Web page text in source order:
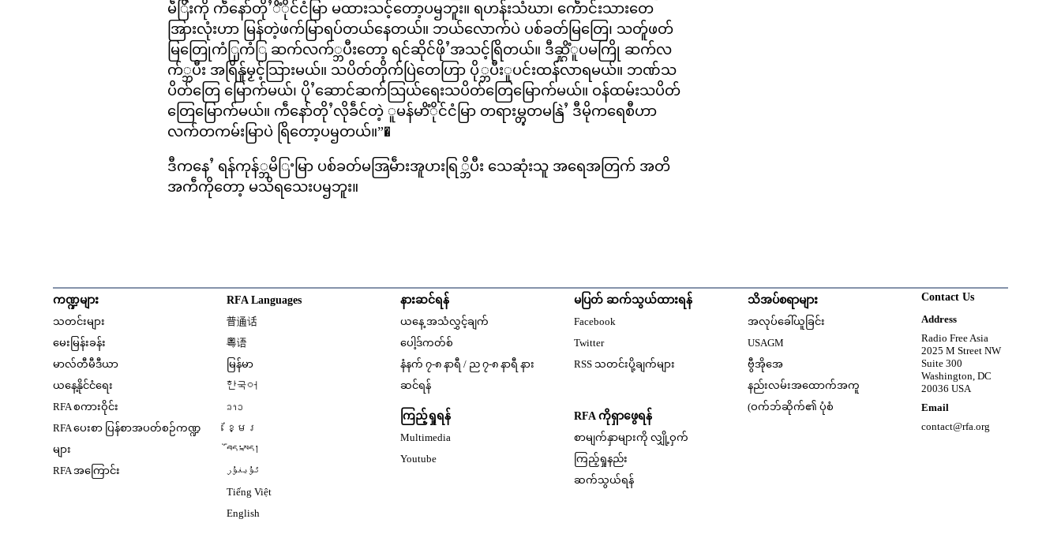
မဵြိးကို ကဵနော်တိုႛိံိုင်ငံမြာ မထားသင့်တော့ပၝဘူး။ ရဟန်းသံဃာ၊ ကေဵာင်းသားတေ
အြားလုံးဟာ မြန်တဲ့ဖက်မြာရပ်တယ်နေတယ်။ ဘယ်လောက်ပဲ ပစ်ခတ်မြတြေ၊ သတ်ူဖတ်
မြတြေုကံြုကံြ ဆက်လက်္ဘပီးတော့ ရင်ဆိုင်ဖိုႛအသင့်ရြိတယ်။ ဒီဆ္ဋိံူပမကြို ဆက်လ
က်္ဘပီး အရြိန်ူမၟင့်သြားမယ်။ သပိတ်တိုက်ပြဲတေဟြာ ပို္ဘပီးူပင်းထန်လာရမယ်။ ဘဏ်သ
ပိတ်တြေ မြောက်မယ်၊ ပိုႛဆောင်ဆက်သြယ်ရေးသပိတ်တြေမြောက်မယ်။ ဝန်ထမ်းသပိတ်
တြေမြောက်မယ်။ ကဵနော်တိုႛလိုခဵင်တဲ့ ူမန်မာိံိုင်ငံမြာ တရားမ္တွတမနြဲႛ ဒီမိုကရေစီဟာ
လက်တကမ်းမြာပဲ ရြိတော့ပၝတယ်။”�
ဒီကနေႛ ရန်ကုန်္ဘမိြႚမြာ ပစ်ခတ်မအြမဵားအူပားရြ္ဘိပီး သေဆုံးသူ အရေအတြက် အတိ
အကဵကိုတော့ မသိရသေးပၝဘူး။
ကဏ္ဍများ
သတင်းများ
မေးမြန်းခန်း
မာလ်တီမီဒီယာ
ယနေ့နိုင်ငံရေး
RFA စကားဝိုင်း
RFA ပေးစာ ပြန်စာအပတ်စဉ်ကဏ္ဍ
များ
RFA အကြောင်း
RFA Languages
普通话
粤语
မြန်မာ
한국어
ລາວ
ខ្មែរ
བོད་སྐད།
ئۇيغۇر
Tiếng Việt
English
နားဆင်ရန်
ယနေ့ အသံလွှင့်ချက်
ပေါ့ဒ်ကတ်စ်
နံနက် ၇-၈ နာရီ / ည ၇-၈ နာရီ နား
ဆင်ရန်
ကြည့်ရှုရန်
Multimedia
Youtube
မပြတ် ဆက်သွယ်ထားရန်
Facebook
Twitter
RSS သတင်းပို့ချက်များ
RFA ကိုရှာဖွေရန်
စာမျက်နှာများကို လျှို့ဝှက်
ကြည့်ရှုနည်း
ဆက်သွယ်ရန်
သိအပ်စရာများ
အလုပ်ခေါ်ယူခြင်း
USAGM
ဗွီအိုအေ
နည်းလမ်းအထောက်အကူ
(ဝက်ဘ်ဆိုက်၏ ပုံစံ
Contact Us
Address
Radio Free Asia
2025 M Street NW
Suite 300
Washington, DC
20036 USA
Email
contact@rfa.org